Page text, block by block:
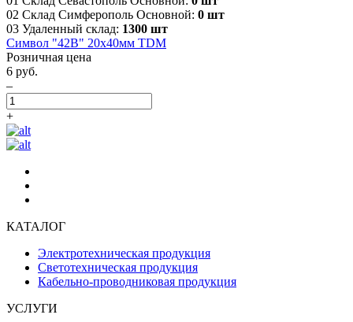
02 Склад Симферополь Основной: 0 шт
03 Удаленный склад: 1300 шт
Символ "42В" 20х40мм TDM
Розничная цена
6 руб.
–
+
КАТАЛОГ
Электротехническая продукция
Светотехническая продукция
Кабельно-проводниковая продукция
УСЛУГИ